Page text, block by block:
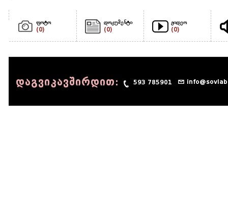
ფოტო
(0)
დოკუმენტი
(0)
ვიდეო
(0)
დაგვიკავშირდით: 593 785901